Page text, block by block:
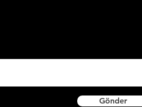
Gönder